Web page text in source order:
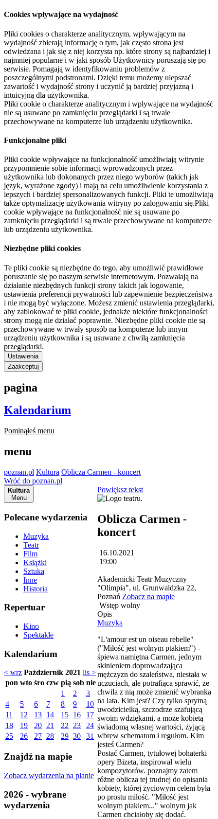
Cookies wpływające na wydajność
Pliki cookies o charakterze analitycznym, wpływającym na
wydajność zbierają informację o tym, jak często strona jest
odwiedzana i jak się z niej korzysta np. które strony są najbardziej i
najmniej popularne i w jaki sposób Użytkownicy poruszają się po
serwisie. Pomagają w identyfikowaniu problemów z
poszczególnymi podstronami. Dzięki temu możemy ulepszać
zawartość i wydajność strony i uczynić ją bardziej przyjazną i
intuicyjną dla użytkownika.
Pliki cookie o charakterze analitycznym i wpływające na wydajność
nie są usuwane po zamknięciu przeglądarki i są trwale
przechowywane na komputerze lub urządzeniu użytkownika.
Funkcjonalne pliki
Pliki cookie wpływające na funkcjonalność umożliwiają witrynie
przypomnienie sobie informacji wprowadzonych przez
użytkownika lub dokonanych przez niego wyborów (takich jak
język, wyrażone zgody) i mają na celu umożliwienie korzystania z
lepszych i bardziej spersonalizowanych funkcji. Pliki te umożliwiają
także optymalizację użytkowania witryny po zalogowaniu się.Pliki
cookie wpływające na funkcjonalność nie są usuwane po
zamknięciu przeglądarki i są trwale przechowywane na komputerze
lub urządzeniu użytkownika.
Niezbędne pliki cookies
Te pliki cookie są niezbędne do tego, aby umożliwić prawidłowe
poruszanie się po naszym serwisie internetowym. Pozwalają na
działanie niezbędnych funkcji strony takich jak logowanie,
ustawienia preferencji prywatności lub zapewnienie bezpieczeństwa
i nie mogą być wyłączone. Możesz zmienić ustawienia przeglądarki,
aby zablokować te pliki cookie, jednakże niektóre funkcjonalności
strony mogą nie działać poprawnie. Niezbędne pliki cookie nie są
przechowywane w trwały sposób na komputerze lub innym
urządzeniu użytkownika i są usuwane z chwilą zamknięcia
przeglądarki.
Ustawienia
Zaakceptuj
pagina
Kalendarium
Pominąłeś menu
menu
poznan.pl Kultura Oblicza Carmen - koncert
Wróć do poznan.pl
Kultura
Menu
Polecane wydarzenia
Muzyka
Teatr
Film
Książki
Sztuka
Inne
Historia
Repertuar
Kino
Spektakle
Kalendarium
< wrz Październik 2021 lis >
pon wto śro czw pią sob nie
1
2
3
4
5 6 7 8 9
10
11
12 13 14 15 16
17
18
19 20 21 22 23
24
25
26 27 28 29 30 31
Znajdź na mapie
Zobacz wydarzenia na planie
2026 - wybrane
wydarzenia
Powiększ tekst
Oblicza Carmen -
koncert
16.10.2021
19:00
Akademicki Teatr Muzyczny
"Olimpia", ul. Grunwaldzka 22,
Poznań Zobacz na mapie
Wstęp wolny
Opis
Muzyka
"L'amour est un oiseau rebelle"
("Miłość jest wolnym ptakiem") -
śpiewa namiętna Carmen, jednym
skinieniem doprowadzająca
mężczyzn do szaleństwa, niestała w
uczuciach, ale potrafiąca sprawić, że
chwila z nią może zmienić wybranka
na lata. Kim jest? Czy tylko sprytną
uwodzicielką, szczodrze szafującą
swoim wdziękami, a może kobietą
świadomą własnej wartości, żyjącą
wbrew schematom i regułom. Kim
jesteś Carmen?
Postać Carmen, tytułowej bohaterki
opery Bizeta, inspirował wielu
kompozytorów. poznajmy zatem
różne oblicza tej trudnej do opisania
kobiety, której życiowym celem była
po prostu miłość. "Miłość jest
wolnym ptakiem..." wolnym jak
Carmen chciałoby się dodać.